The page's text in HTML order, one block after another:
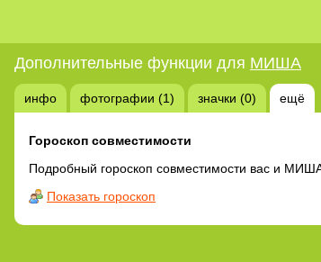
Дополнительные функции для МИША
инфо фотографии (1) значки (0) ещё
Гороскоп совместимости
Подробный гороскоп совместимости вас и
Показать гороскоп